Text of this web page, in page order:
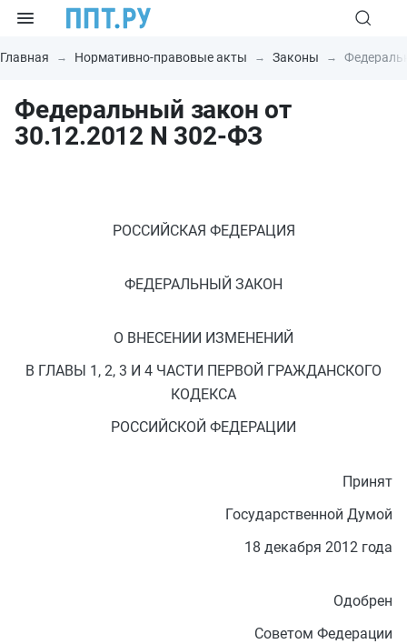
Главная Нормативно-правовые акты Законы
Федеральный закон от
30.12.2012 N 302-ФЗ
РОССИЙСКАЯ ФЕДЕРАЦИЯ
ФЕДЕРАЛЬНЫЙ ЗАКОН
О ВНЕСЕНИИ ИЗМЕНЕНИЙ
В ГЛАВЫ 1, 2, 3 И 4 ЧАСТИ ПЕРВОЙ ГРАЖДАНСКОГО
КОДЕКСА
РОССИЙСКОЙ ФЕДЕРАЦИИ
Принят
Государственной Думой
18 декабря 2012 года
Одобрен
Советом Федерации